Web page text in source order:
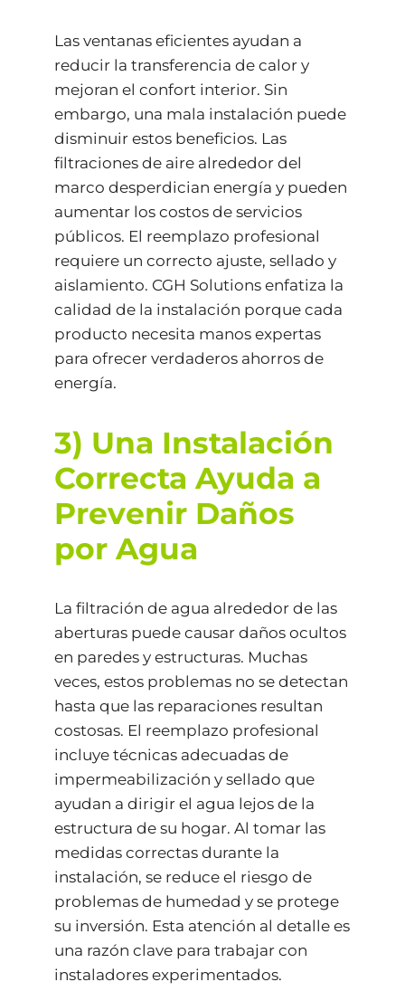
Las ventanas eficientes ayudan a
reducir la transferencia de calor y
mejoran el confort interior. Sin
embargo, una mala instalación puede
disminuir estos beneficios. Las
filtraciones de aire alrededor del
marco desperdician energía y pueden
aumentar los costos de servicios
públicos. El reemplazo profesional
requiere un correcto ajuste, sellado y
aislamiento. CGH Solutions enfatiza la
calidad de la instalación porque cada
producto necesita manos expertas
para ofrecer verdaderos ahorros de
energía.
3) Una Instalación
Correcta Ayuda a
Prevenir Daños
por Agua
La filtración de agua alrededor de las
aberturas puede causar daños ocultos
en paredes y estructuras. Muchas
veces, estos problemas no se detectan
hasta que las reparaciones resultan
costosas. El reemplazo profesional
incluye técnicas adecuadas de
impermeabilización y sellado que
ayudan a dirigir el agua lejos de la
estructura de su hogar. Al tomar las
medidas correctas durante la
instalación, se reduce el riesgo de
problemas de humedad y se protege
su inversión. Esta atención al detalle es
una razón clave para trabajar con
instaladores experimentados.